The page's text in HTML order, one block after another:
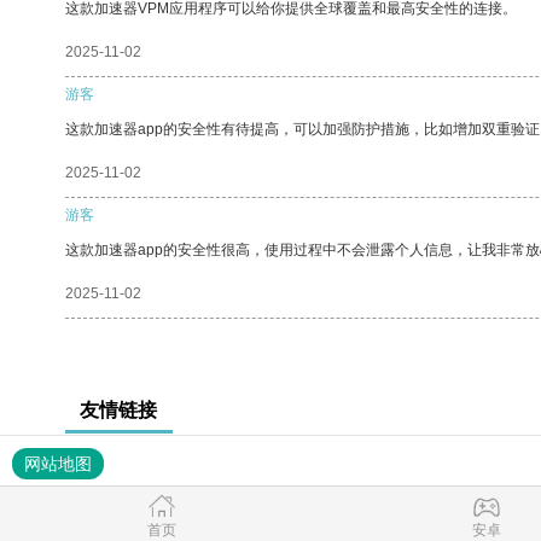
这款加速器VPM应用程序可以给你提供全球覆盖和最高安全性的连接。
2025-11-02
游客
这款加速器app的安全性有待提高，可以加强防护措施，比如增加双重验证
2025-11-02
游客
这款加速器app的安全性很高，使用过程中不会泄露个人信息，让我非常放
2025-11-02
友情链接
网站地图
首页 安卓